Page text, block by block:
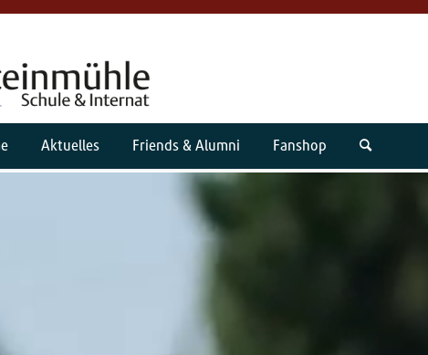
Aktuelles Friends & Alumni Fanshop